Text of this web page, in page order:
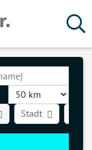
Stadt